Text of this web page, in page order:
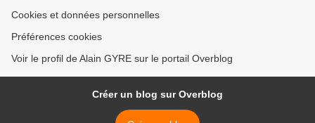
Cookies et données personnelles
Préférences cookies
Voir le profil de Alain GYRE sur le portail Overblog
Créer un blog sur Overblog